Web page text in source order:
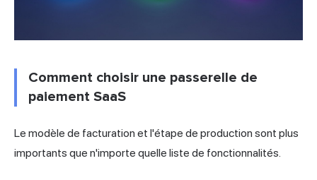
Comment choisir une passerelle de
paiement SaaS
Le modèle de facturation et l'étape de production sont plus
importants que n'importe quelle liste de fonctionnalités.